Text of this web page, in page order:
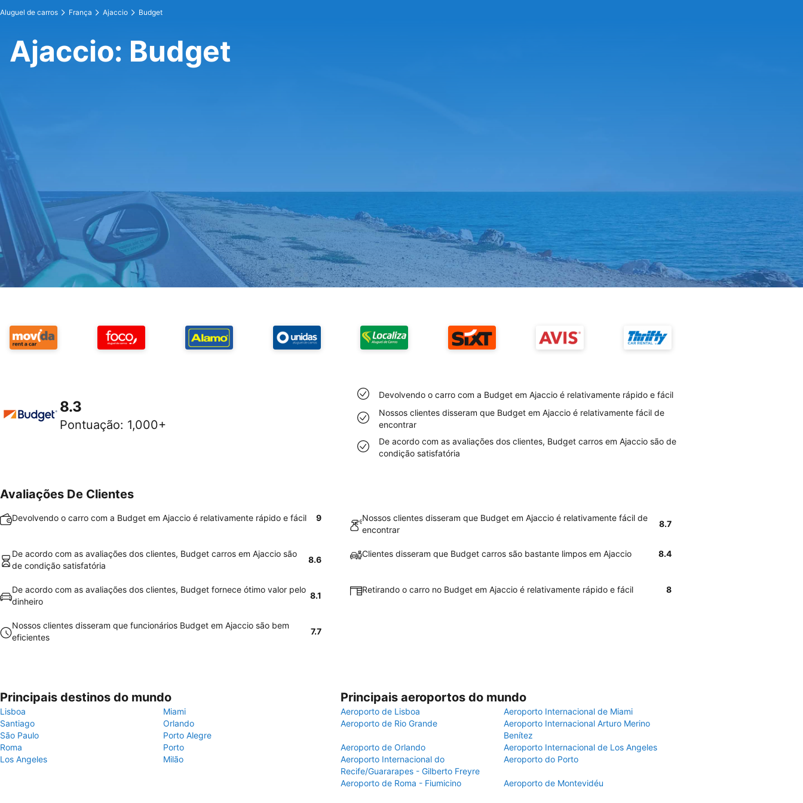
Aluguel de carros França Ajaccio Budget
Ajaccio: Budget
8.3
Pontuação: 1,000+
Devolvendo o carro com a Budget em Ajaccio é relativamente rápido e fácil
Nossos clientes disseram que Budget em Ajaccio é relativamente fácil de
encontrar
De acordo com as avaliações dos clientes, Budget carros em Ajaccio são de
condição satisfatória
Avaliações De Clientes
Devolvendo o carro com a Budget em Ajaccio é relativamente rápido e fácil 9
Nossos clientes disseram que Budget em Ajaccio é relativamente fácil de
encontrar
8.7
De acordo com as avaliações dos clientes, Budget carros em Ajaccio são
de condição satisfatória
8.6
Clientes disseram que Budget carros são bastante limpos em Ajaccio 8.4
De acordo com as avaliações dos clientes, Budget fornece ótimo valor pelo
dinheiro
8.1
Retirando o carro no Budget em Ajaccio é relativamente rápido e fácil 8
Nossos clientes disseram que funcionários Budget em Ajaccio são bem
eficientes
7.7
Principais destinos do mundo
Lisboa
Miami
Santiago
Orlando
São Paulo
Porto Alegre
Roma
Porto
Los Angeles
Milão
Principais aeroportos do mundo
Aeroporto de Lisboa
Aeroporto Internacional de Miami
Aeroporto de Rio Grande
Aeroporto Internacional Arturo Merino
Benítez
Aeroporto de Orlando
Aeroporto Internacional de Los Angeles
Aeroporto Internacional do
Recife/Guararapes - Gilberto Freyre
Aeroporto do Porto
Aeroporto de Roma - Fiumicino Aeroporto de Montevidéu